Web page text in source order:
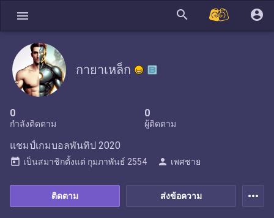
menu search account_circle
กายาเหล็ก
0
กำลังติดตาม
0
ผู้ติดตาม
ส่งข้อความ
ติดตาม
แชมป์เกมบอลพันทิป 2020
today เป็นสมาชิกตั้งแต่ กุมภาพันธ์ 2554 person เพศชาย
more_horiz